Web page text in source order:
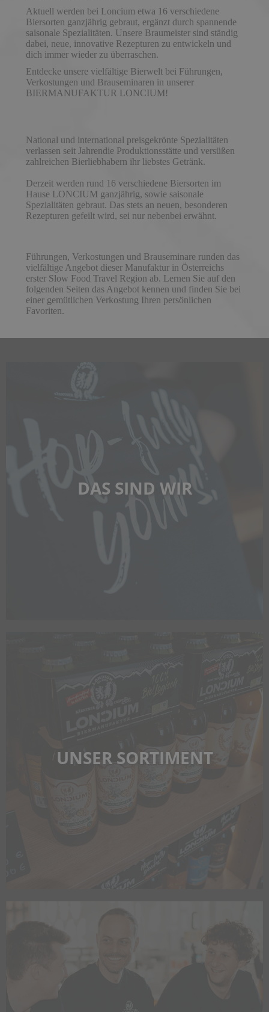
Aktuell werden bei Loncium etwa 16 verschiedene
Biersorten ganzjährig gebraut, ergänzt durch spannende
saisonale Spezialitäten. Unsere Braumeister sind ständig
dabei, neue, innovative Rezepturen zu entwickeln und
dich immer wieder zu überraschen.
Entdecke unsere vielfältige Bierwelt bei Führungen,
Verkostungen und Brauseminaren in unserer
BIERMANUFAKTUR LONCIUM!
National und international preisgekrönte Spezialitäten
verlassen seit Jahrendie Produktionsstätte und versüßen
zahlreichen Bierliebhabern ihr liebstes Getränk.
Derzeit werden rund 16 verschiedene Biersorten im
Hause LONCIUM ganzjährig, sowie saisonale
Spezialitäten gebraut. Das stets an neuen, besonderen
Rezepturen gefeilt wird, sei nur nebenbei erwähnt.
Führungen, Verkostungen und Brauseminare runden das
vielfältige Angebot dieser Manufaktur in Österreichs
erster Slow Food Travel Region ab. Lernen Sie auf den
folgenden Seiten das Angebot kennen und finden Sie bei
einer gemütlichen Verkostung Ihren persönlichen
Favoriten.
DAS SIND WIR
UNSER SORTIMENT